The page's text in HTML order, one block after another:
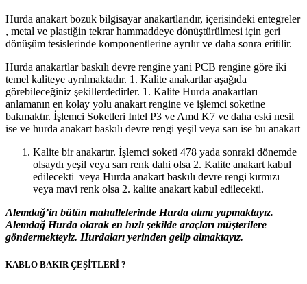
Hurda anakart bozuk bilgisayar anakartlarıdır, içerisindeki entegreler
, metal ve plastiğin tekrar hammaddeye dönüştürülmesi için geri
dönüşüm tesislerinde komponentlerine ayrılır ve daha sonra eritilir.
Hurda anakartlar baskılı devre rengine yani PCB rengine göre iki
temel kaliteye ayrılmaktadır. 1. Kalite anakartlar aşağıda
görebileceğiniz şekillerdedirler. 1. Kalite Hurda anakartları
anlamanın en kolay yolu anakart rengine ve işlemci soketine
bakmaktır. İşlemci Soketleri Intel P3 ve Amd K7 ve daha eski nesil
ise ve hurda anakart baskılı devre rengi yeşil veya sarı ise bu anakart
Kalite bir anakartır. İşlemci soketi 478 yada sonraki dönemde
olsaydı yeşil veya sarı renk dahi olsa 2. Kalite anakart kabul
edilecekti veya Hurda anakart baskılı devre rengi kırmızı
veya mavi renk olsa 2. kalite anakart kabul edilecekti.
Alemdağ’in bütün mahallelerinde Hurda alımı yapmaktayız.
Alemdağ Hurda olarak en hızlı şekilde araçları müşterilere
göndermekteyiz. Hurdaları yerinden gelip almaktayız.
KABLO BAKIR ÇEŞİTLERİ ?